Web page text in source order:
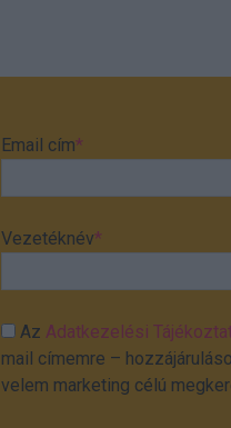
Email cím*
Vezetéknév*
AzAdatkezelési
mail címemre –
velem marketing célú